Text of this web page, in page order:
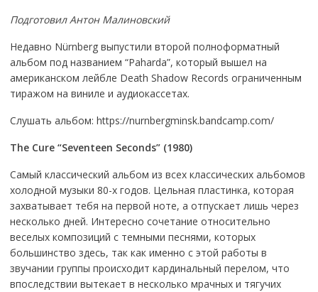
Подготовил Антон Малиновский
Недавно Nürnberg выпустили второй полноформатный
альбом под названием “Paharda”, который вышел на
американском лейбле Death Shadow Records ограниченным
тиражом на виниле и аудиокассетах.
Слушать альбом: https://nurnbergminsk.bandcamp.com/
The Cure “Seventeen Seconds” (1980)
Самый классический альбом из всех классических альбомов
холодной музыки 80-х годов. Цельная пластинка, которая
захватывает тебя на первой ноте, а отпускает лишь через
несколько дней. Интересно сочетание относительно
веселых композиций с темными песнями, которых
большинство здесь, так как именно с этой работы в
звучании группы происходит кардинальный перелом, что
впоследствии вытекает в несколько мрачных и тягучих